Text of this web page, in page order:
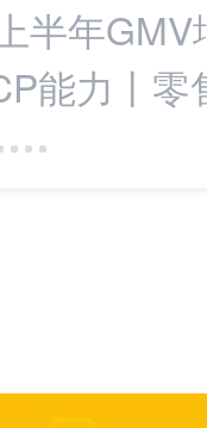
半年GMV
能力丨零